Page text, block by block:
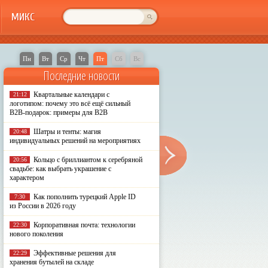
МИКС
Пн Вт Ср Чт Пт Сб Вс
Последние новости
21:12
Квартальные календари с
логотипом: почему это всё ещё сильный
B2B-подарок: примеры для B2B
20:48
Шатры и тенты: магия
индивидуальных решений на мероприятиях
20:56
Кольцо с бриллиантом к серебряной
свадьбе: как выбрать украшение с
характером
7:30
Как пополнить турецкий Apple ID
из России в 2026 году
22:30
Корпоративная почта: технологии
нового поколения
22:29
Эффективные решения для
хранения бутылей на складе